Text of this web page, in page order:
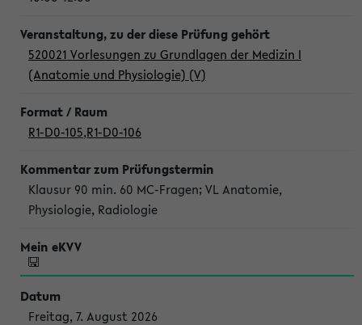
520021 Vorlesungen zu Grundlagen der Medizin I
(Anatomie und Physiologie) (V)
R1-D0-105,R1-D0-106
Klausur 90 min. 60 MC-Fragen; VL Anatomie,
Physiologie, Radiologie
Freitag, 7. August 2026